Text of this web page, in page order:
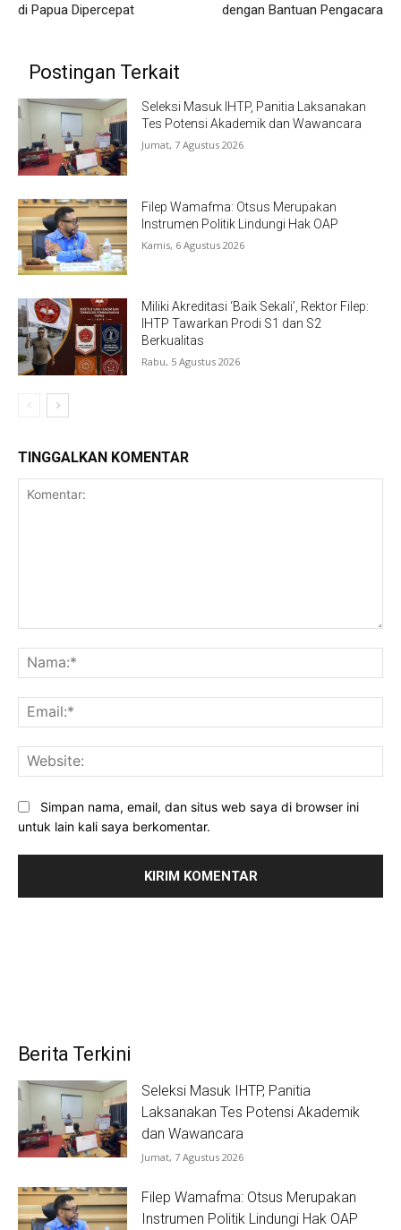
di Papua Dipercepat dengan Bantuan Pengacara
Postingan Terkait
Seleksi Masuk IHTP, Panitia Laksanakan
Tes Potensi Akademik dan Wawancara
Jumat, 7 Agustus 2026
Filep Wamafma: Otsus Merupakan
Instrumen Politik Lindungi Hak OAP
Kamis, 6 Agustus 2026
Miliki Akreditasi ‘Baik Sekali’, Rektor Filep:
IHTP Tawarkan Prodi S1 dan S2
Berkualitas
Rabu, 5 Agustus 2026
TINGGALKAN KOMENTAR
Simpan nama, email, dan situs web saya di browser ini
untuk lain kali saya berkomentar.
Berita Terkini
Seleksi Masuk IHTP, Panitia
Laksanakan Tes Potensi Akademik
dan Wawancara
Jumat, 7 Agustus 2026
Filep Wamafma: Otsus Merupakan
Instrumen Politik Lindungi Hak OAP